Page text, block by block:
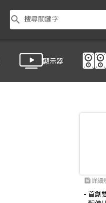
search 搜尋關鍵字
顯示器
feed詳細
- 首創